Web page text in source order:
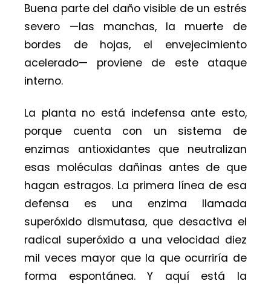
Buena parte del daño visible de un estrés
severo —las manchas, la muerte de
bordes de hojas, el envejecimiento
acelerado— proviene de este ataque
interno.
La planta no está indefensa ante esto,
porque cuenta con un sistema de
enzimas antioxidantes que neutralizan
esas moléculas dañinas antes de que
hagan estragos. La primera línea de esa
defensa es una enzima llamada
superóxido dismutasa, que desactiva el
radical superóxido a una velocidad diez
mil veces mayor que la que ocurriría de
forma espontánea. Y aquí está la